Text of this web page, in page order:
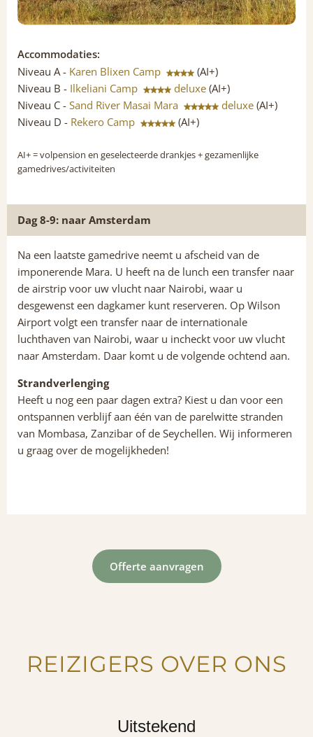
Accommodaties:
Niveau A - Karen Blixen Camp
(AI+)
Niveau B - Ilkeliani Camp deluxe (AI+)
Niveau C - Sand River Masai Mara deluxe (AI+)
Niveau D - Rekero Camp (AI+)
AI+= volpension en geselecteerde drankjes + gezamenlijke
gamedrives/activiteiten
Dag 8-9: naar Amsterdam
Na een laatste gamedrive neemt u afscheid van de
imponerende Mara. U heeft na de lunch een transfer naar
de airstrip voor uw vlucht naar Nairobi, waar u
desgewenst een dagkamer kunt reserveren. Op Wilson
Airport volgt een transfer naar de internationale
luchthaven van Nairobi, waar u incheckt voor uw vlucht
naar Amsterdam. Daar komt u de volgende ochtend aan.
Strandverlenging
Heeft u nog een paar dagen extra? Kiest u dan voor een
ontspannen verblijf aan één van de parelwitte stranden
van Mombasa, Zanzibar of de Seychellen. Wij informeren
u graag over de mogelijkheden!
Offerte aanvragen
REIZIGERS OVER ONS
Uitstekend